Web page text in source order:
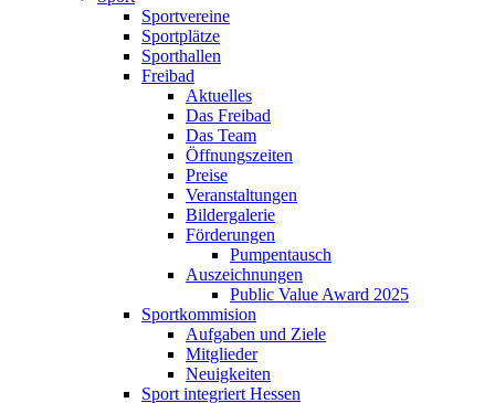
Sportvereine
Sportplätze
Sporthallen
Freibad
Aktuelles
Das Freibad
Das Team
Öffnungszeiten
Preise
Veranstaltungen
Bildergalerie
Förderungen
Pumpentausch
Auszeichnungen
Public Value Award 2025
Sportkommision
Aufgaben und Ziele
Mitglieder
Neuigkeiten
Sport integriert Hessen